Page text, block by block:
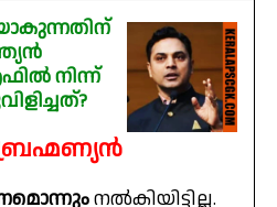
നിന്ന്
നൽകിയിട്ടില്ല.